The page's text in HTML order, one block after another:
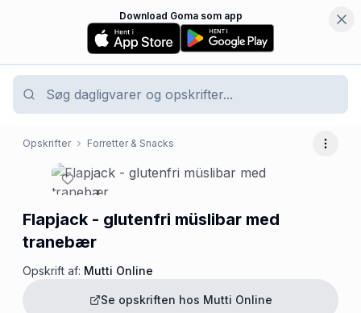
Download Goma som app
Opskrifter Forretter & Snacks Flere
Flapjack - glutenfri müslibar med
tranebær
Opskrift af: Mutti Online
Se opskriften hos Mutti Online